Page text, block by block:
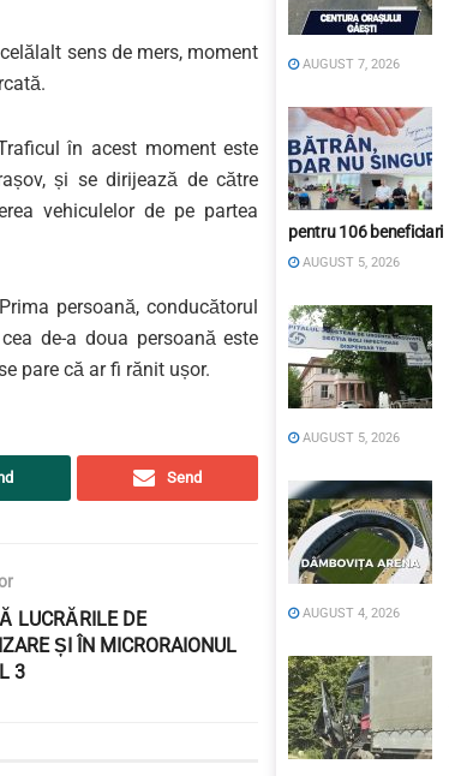
sens de mers, moment
în acest moment este
și se dirijează de către
vehiculelor de pe partea
persoană, conducătorul
de-a doua persoană este
pare că ar fi rănit ușor.
Send
LUCRĂRILE DE
ȘI ÎN MICRORAIONUL
3
AUGUST 7, 2026
pentru 106 beneficiari
AUGUST 5, 2026
AUGUST 5, 2026
AUGUST 4, 2026